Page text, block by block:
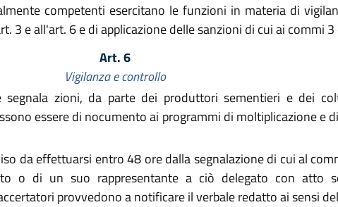
competenti esercitano le funzioni in materia di
3 e all'art. 6 e di applicazione delle sanzioni di cui ai commi
Art. 6
Vigilanza e controllo
segnala zioni, da parte dei produttori sementieri e dei
essere di nocumento ai programmi di moltiplicazione e
da effettuarsi entro 48 ore dalla segnalazione di cui al
o di un suo rappresentante a ciò delegato con atto
provvedono a notificare il verbale redatto ai sensi